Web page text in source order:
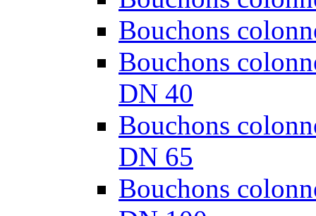
Bouchons
Bouchons
DN 40
Bouchons
DN 65
Bouchons